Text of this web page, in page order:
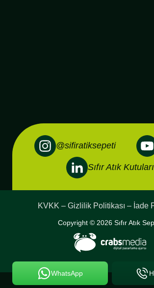
WhatsApp
@sifiratiksepeti
Sıfır Atık Kutuları
KVKK – Gizlilik Politikası – İade
Copyright © 2026 Sıfır Atık